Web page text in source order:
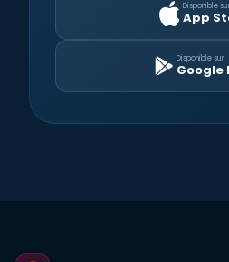
Disponible
App
Disponible sur
Google